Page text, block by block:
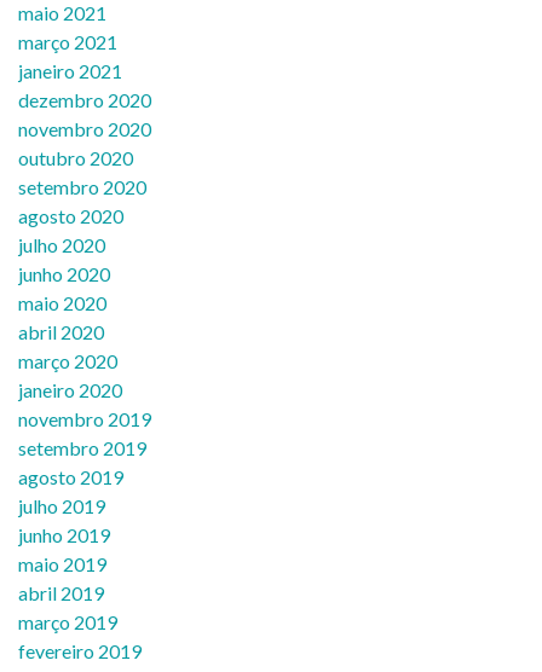
maio 2021
março 2021
janeiro 2021
dezembro 2020
novembro 2020
outubro 2020
setembro 2020
agosto 2020
julho 2020
junho 2020
maio 2020
abril 2020
março 2020
janeiro 2020
novembro 2019
setembro 2019
agosto 2019
julho 2019
junho 2019
maio 2019
abril 2019
março 2019
fevereiro 2019